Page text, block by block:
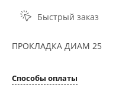
Быстрый заказ
ПРОКЛАДКА ДИАМ 25
Способы оплаты